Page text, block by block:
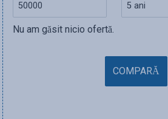
Nu am găsit nicio ofertă.
COMPARĂ